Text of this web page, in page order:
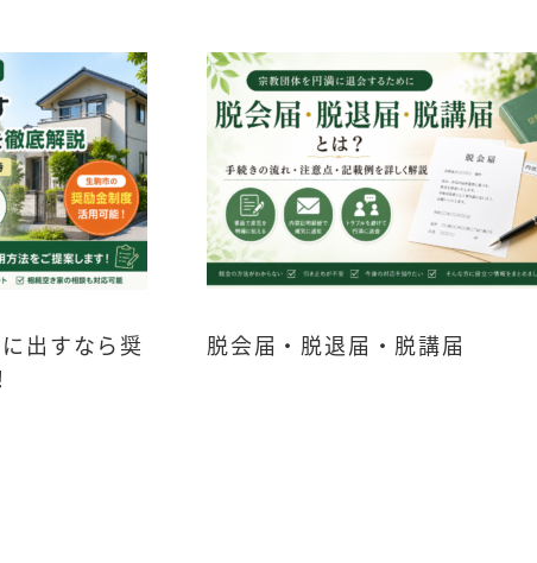
出すなら奨
脱会届・脱退届・脱講届